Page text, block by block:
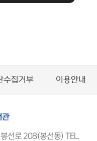
수집거부 이용안내
관
선로 208(봉선동) TEL.